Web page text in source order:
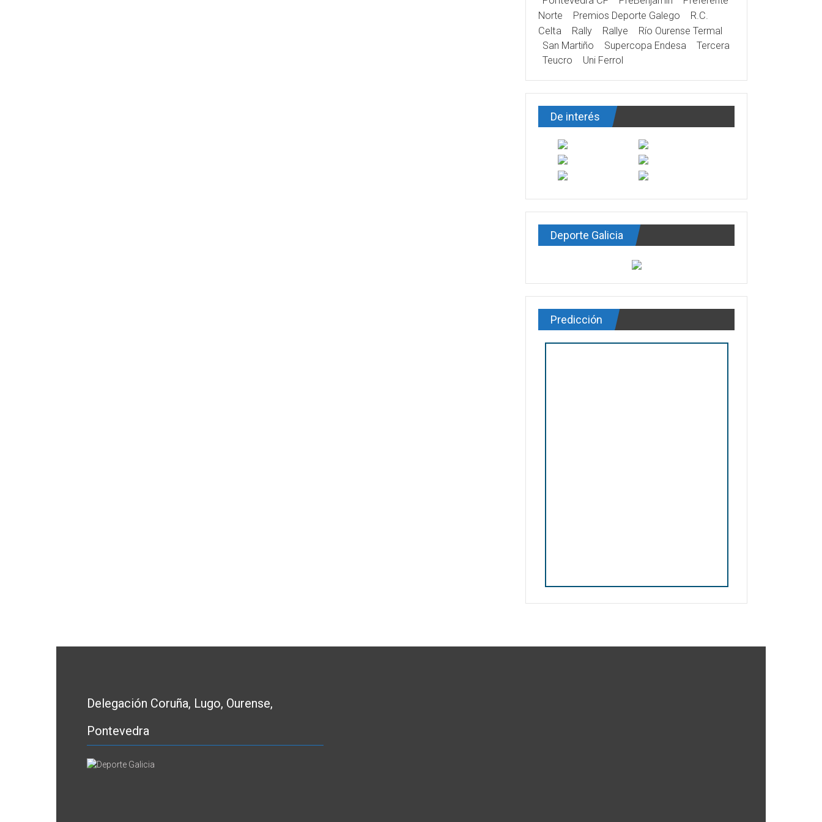
Norte
Premios Deporte Galego
R.C.
Celta
Rally Rallye
Río Ourense Termal
San Martiño
Supercopa Endesa
Tercera
Teucro
Uni Ferrol
De interés
Deporte Galicia
Predicción
Delegación Coruña, Lugo, Ourense,
Pontevedra